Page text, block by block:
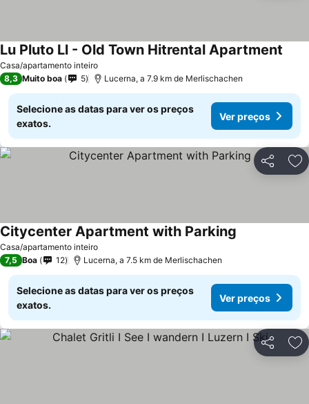
Casa/apartamento inteiro
Lu Pluto Ll - Old Town Hitrental Apartment
8,3 Muito boa 5 Lucerna, a 7.9 km de Merlischachen
Selecione as datas para ver os preços
exatos.
Ver preços
Partilhar
Casa/apartamento inteiro
Citycenter Apartment with Parking
7,5 Boa 12 Lucerna, a 7.5 km de Merlischachen
Selecione as datas para ver os preços
exatos.
Ver preços
Partilhar